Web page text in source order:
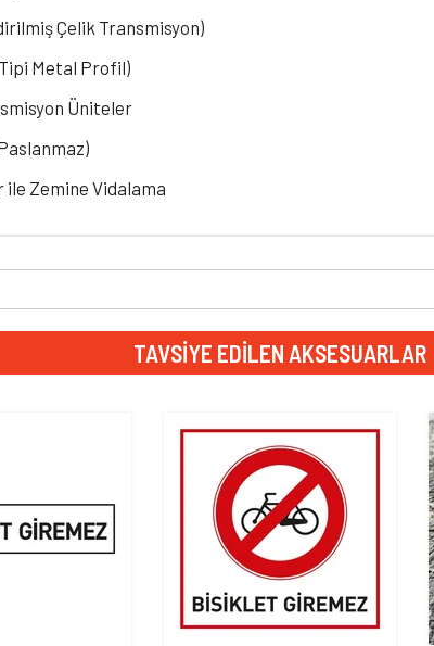
Çelik Transmisyon)
Metal Profil)
Üniteler
ile Zemine Vidalama
TAVSIYE EDILEN AKSESUARLAR